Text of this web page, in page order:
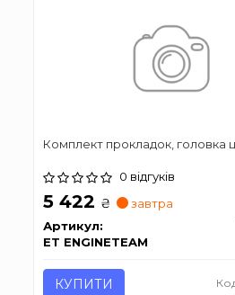
Комплект прокладок, головка
0 відгуків
5 422 ₴
завтра
Артикул:
ET ENGINETEAM
КУПИТИ